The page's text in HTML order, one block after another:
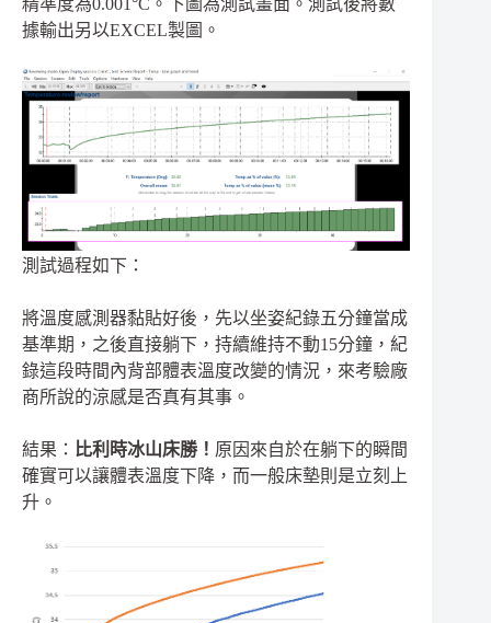
精準度為0.001°C。下圖為測試畫面。測試後將數
據輸出另以EXCEL製圖。
測試過程如下：
將溫度感測器黏貼好後，先以坐姿紀錄五分鐘當成
基準期，之後直接躺下，持續維持不動15分鐘，紀
錄這段時間內背部體表溫度改變的情況，來考驗廠
商所說的涼感是否真有其事。
結果： 比利時冰山床勝！ 原因來自於在躺下的瞬間
確實可以讓體表溫度下降，而一般床墊則是立刻上
升。